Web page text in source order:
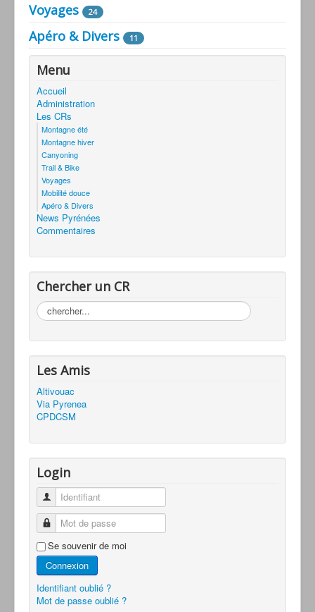
Voyages 24
Apéro & Divers 11
Menu
Accueil
Administration
Les CRs
Montagne été
Montagne hiver
Canyoning
Trail & Bike
Voyages
Mobilité douce
Apéro & Divers
News Pyrénées
Commentaires
Chercher un CR
Rechercher
Les Amis
Altivouac
Via Pyrenea
CPDCSM
Login
Identifiant
Mot de passe
Se souvenir de moi
Connexion
Identifiant oublié ?
Mot de passe oublié ?